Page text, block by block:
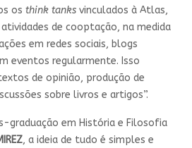
os think tanksvinculados à Atlas,
de cooptação, na medida
em redes sociais, blogs
eventos regularmente. Isso
de opinião, produção de
sobre livros e artigos”.
graduação em História e Filosofia
, a ideia de tudo é simples e